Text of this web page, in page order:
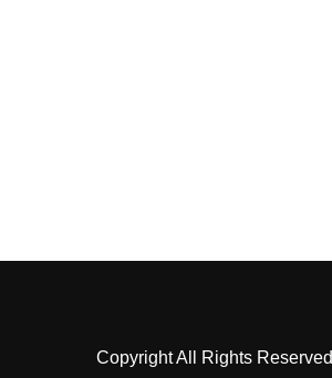
Copyright All Rights Reserved